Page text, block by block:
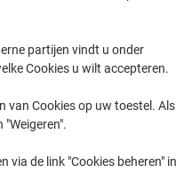
Printer Toner
partijen vindt u onder
Cookies u wilt accepteren.
van Cookies op uw toestel. Als
via de link "Cookies beheren" in